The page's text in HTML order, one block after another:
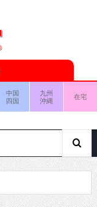
中国
四国
九州
沖縄
在宅